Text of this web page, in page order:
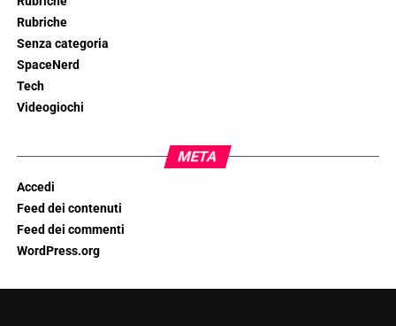
Rubriche
Senza categoria
SpaceNerd
Tech
Videogiochi
META
Accedi
Feed dei contenuti
Feed dei commenti
WordPress.org